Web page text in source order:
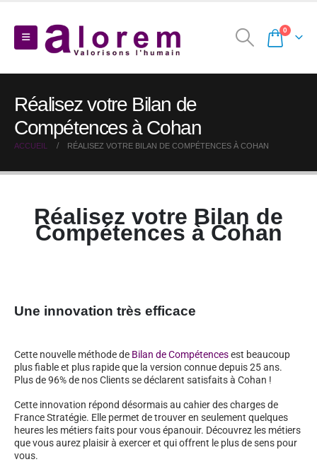
0
Réalisez votre Bilan de
Compétences à Cohan
ACCUEIL RÉALISEZ VOTRE BILAN DE COMPÉTENCES À COHAN
Réalisez votre Bilan de
Compétences à Cohan
Une innovation très efficace
Cette nouvelle méthode de Bilan de Compétencesest beaucoup
plus fiable et plus rapide que la version connue depuis 25 ans.
Plus de 96% de nos Clients se déclarent satisfaits à Cohan !
Cette innovation répond désormais au cahier des charges de
France Stratégie. Elle permet de trouver en seulement quelques
heures les métiers faits pour vous épanouir. Découvrez les métiers
que vous aurez plaisir à exercer et qui offrent le plus de sens pour
vous.